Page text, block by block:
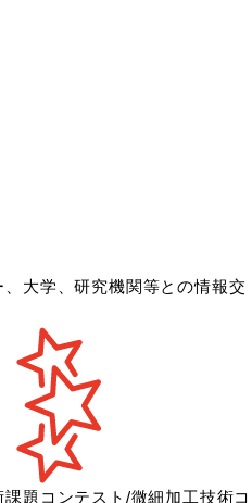
、大学、研究機関等との情報交
題コンテスト/微細加工技術コ